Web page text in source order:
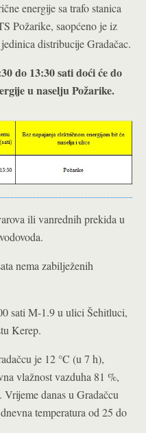
energije sa trafo stanica
Požarike, saopćeno je iz
distribucije Gradačac.
do 13:30 sati doći će do
u naselju Požarike.
ili vanrednih prekida u
nema zabilježenih
sati M-1.9 u ulici Šehitluci,
Kerep.
je 12 °C (u 7 h),
vlažnost vazduha 81 %,
danas u Gradačcu
temperatura od 25 do